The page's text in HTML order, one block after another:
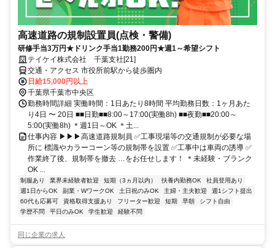
高速道路の規制設置員(点検・警備)
研修手当3万円★ドリンク手当1勤務200円★週1～希望シフト
テイケイ株式会社 千葉支社[21]
交通・アクセス 市役所前駅から徒歩圏内
日給15,000円以上
千葉県千葉市中央区
勤務時間詳細 実働時間：1日あたり8時間 平均勤務日数：1ヶ月あた
り4日 〜 20日 ■■日勤■■8:00～17:00(実働8h) ■■夜勤■■20:00～
5:00(実働8h) ＊週1日～OK ＊土...
仕事内容 ▶▶▶高速道路規制員 ✅工事現場等の交通規制が必要な場
所に 標識やカラーコーン等の規制帯を設置 ✅工事中は車両の誘導 ✅
作業終了後、規制帯を撤去 …をお任せします！ ＊未経験・ブランク
OK ...
制服あり 業界未経験者歓迎 短期（3ヵ月以内） 扶養内勤務OK
社員登用あり
週1日からOK
副業・WワークOK 土日祝のみOK 主婦・主夫歓迎
週1シフト提出
60代も応募可
資格取得支援あり フリーター歓迎 短期 早朝
シフト自由
学歴不問
平日のみOK 学生歓迎 経験不問
同じ企業の求人